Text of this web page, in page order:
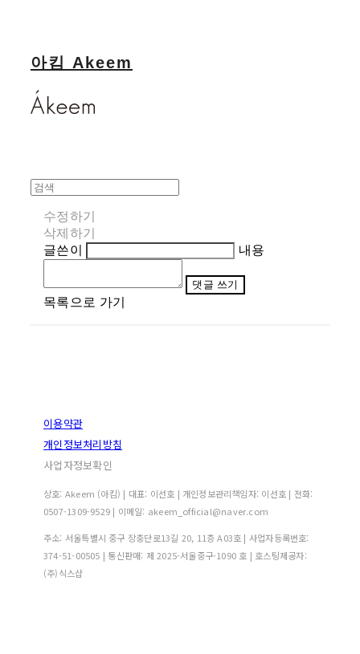
아킴 Akeem
수정하기
삭제하기
글쓴이
내용
댓글 쓰기
목록으로 가기
이용약관
개인정보처리방침
사업자정보확인
상호: Akeem (아킴) | 대표: 이선호 | 개인정보관리책임자: 이선호 | 전화:
0507-1309-9529 | 이메일: akeem_official@naver.com
주소: 서울특별시 중구 장충단로13길 20, 11층 A03호 | 사업자등록번호:
374-51-00505 | 통신판매: 제 2025-서울중구-1090 호 | 호스팅제공자:
(주)식스샵